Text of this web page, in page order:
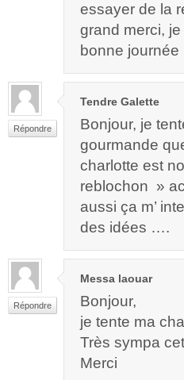
essayer de la
grand merci,
bonne journée
Répondre
Tendre Galette
Bonjour, je
gourmande
charlotte est
reblochon »
aussi ça m’
des idées ….
Répondre
Messa laouar
Bonjour,
je tente ma
Très sympa
Merci